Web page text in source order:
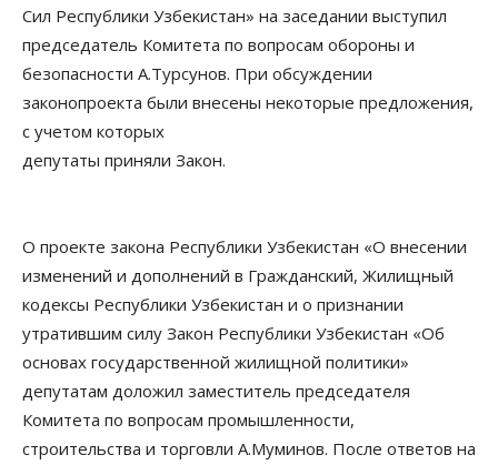
Сил Республики Узбекистан» на заседании выступил
председатель Комитета по вопросам обороны и
безопасности А.Турсунов. При обсуждении
законопроекта были внесены некоторые предложения,
с учетом которых
депутаты приняли Закон.
О проекте закона Республики Узбекистан «О внесении
изменений и дополнений в Гражданский, Жилищный
кодексы Республики Узбекистан и о признании
утратившим силу Закон Республики Узбекистан «Об
основах государственной жилищной политики»
депутатам доложил заместитель председателя
Комитета по вопросам промышленности,
строительства и торговли А.Муминов. После ответов на